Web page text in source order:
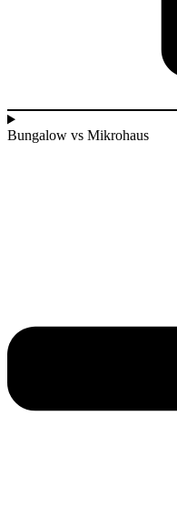
Bungalow vs Mikrohaus